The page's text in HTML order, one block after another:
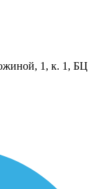
1, к. 1, БЦ